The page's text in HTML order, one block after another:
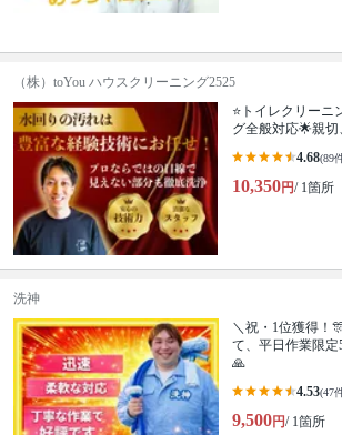
（株）toYou ハウスクリーニング2525
⭐️トイレクリーニ
グ全般対応🌟親
4.68(89
10,350円/ 1箇所
洗神
＼祝・1位獲得！
て、平日作業限定
🙏
4.53(47
9,500円/ 1箇所